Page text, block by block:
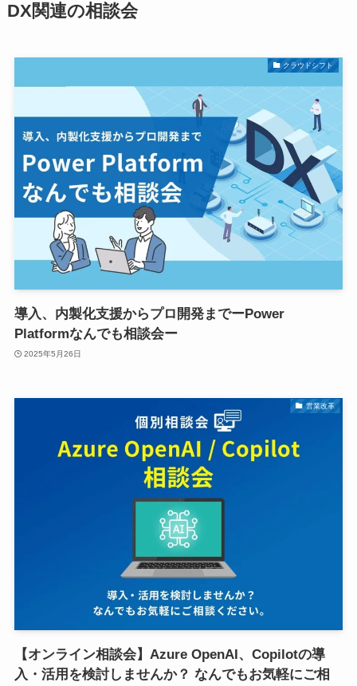
DX関連の相談会
クラウドシフト
導入、内製化支援からプロ開発までーPower
Platformなんでも相談会ー
2025年5月26日
営業改革
【オンライン相談会】Azure OpenAI、Copilotの導
入・活用を検討しませんか？ なんでもお気軽にご相